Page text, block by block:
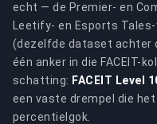
echt — de Premier- en
Leetify- en Esports
(dezelfde dataset achter
één anker in die FACEIT-
schatting: FACEIT Level
een vaste drempel die
percentielgok.